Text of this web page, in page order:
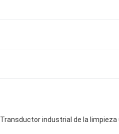
Transductor industrial de la